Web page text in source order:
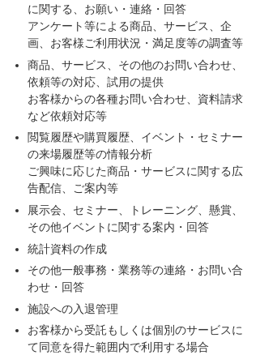
に関する、お願い・連絡・回答
アンケート等による商品、サービス、企
画、お客様ご利用状況・満足度等の調査等
商品、サービス、その他のお問い合わせ、
依頼等の対応、試用の提供
お客様からの各種お問い合わせ、資料請求
など依頼対応等
閲覧履歴や購買履歴、イベント・セミナー
の来場履歴等の情報分析
ご興味に応じた商品・サービスに関する広
告配信、ご案内等
展示会、セミナー、トレーニング、懸賞、
その他イベントに関する案内・回答
統計資料の作成
その他一般事務・業務等の連絡・お問い合
わせ・回答
施設への入退管理
お客様から受託もしくは個別のサービスに
て同意を得た範囲内で利用する場合